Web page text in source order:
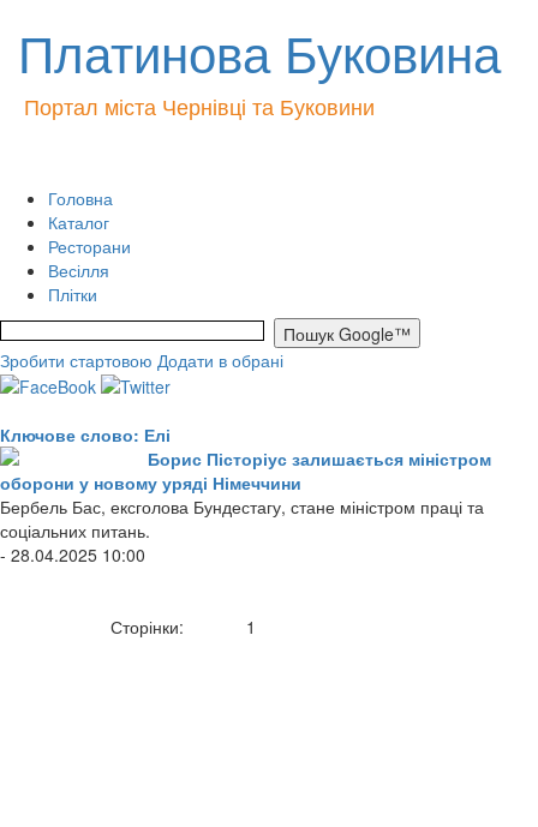
Платинова Буковина
Портал міста Чернівці та Буковини
Головна
Каталог
Ресторани
Весілля
Плітки
Зробити стартовою Додати в обрані
Ключове слово: Елі
Борис Пісторіус залишається міністром
оборони у новому уряді Німеччини
Бербель Бас, ексголова Бундестагу, стане міністром праці та
соціальних питань.
- 28.04.2025 10:00
Сторінки: 1